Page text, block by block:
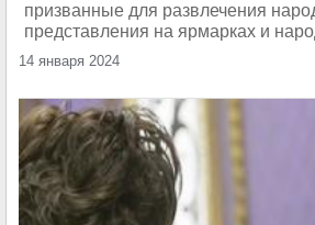
призванные для развлечения
представления на ярмарках и
14 января 2024